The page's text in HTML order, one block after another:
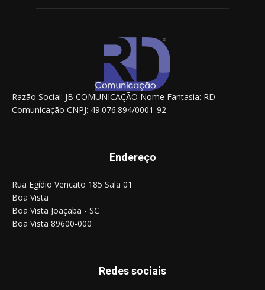
Razão Social: JB COMUNICAÇÃO Nome Fantasia: RD
Comunicação CNPJ: 49.076.894/0001-92
Endereço
Rua Egídio Vencato 185 Sala 01
Boa Vista
Boa Vista Joaçaba - SC
Boa Vista 89600-000
Redes sociais